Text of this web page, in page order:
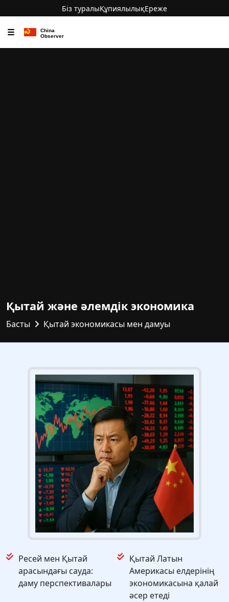
Біз туралыҚұпиялылықЕреже
☰
Қытай және әлемдік экономика
Басты Қытай экономикасы мен дамуы
Ресей мен Қытай
арасындағы сауда:
даму перспективалары
Қытай Латын
Америкасы елдерінің
экономикасына қалай
әсер етеді